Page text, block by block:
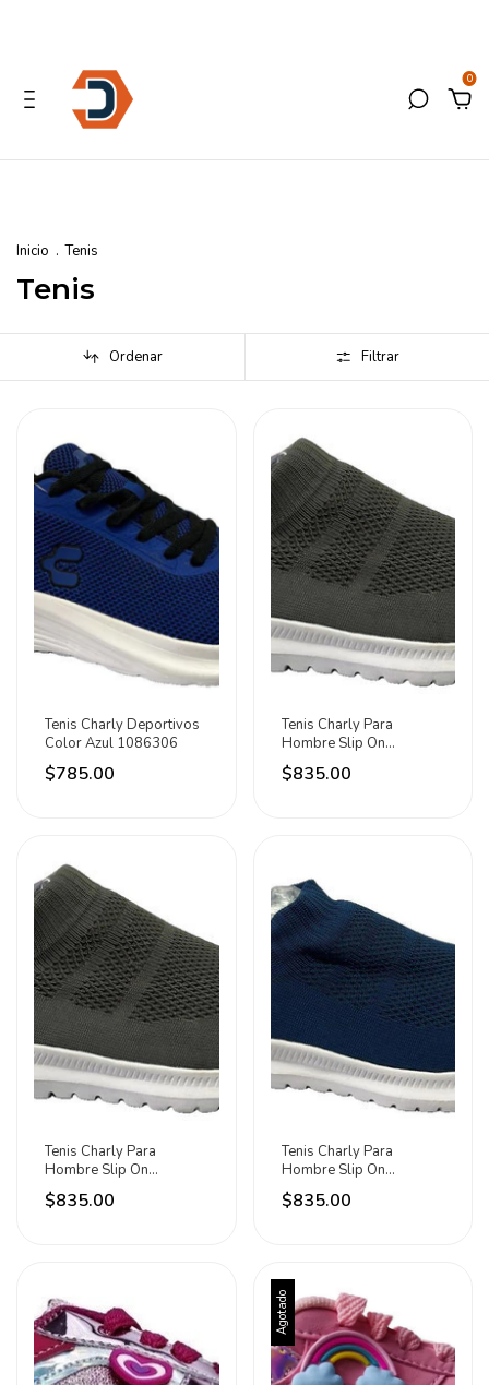
0
Inicio . Tenis
Tenis
Ordenar Filtrar
Tenis Charly Deportivos
Color Azul 1086306
$785.00
Tenis Charly Para
Hombre Slip On
1086330003290
$835.00
Tenis Charly Para
Hombre Slip On
1086330003
$835.00
Tenis Charly Para
Hombre Slip On
1086330002
$835.00
Agotado